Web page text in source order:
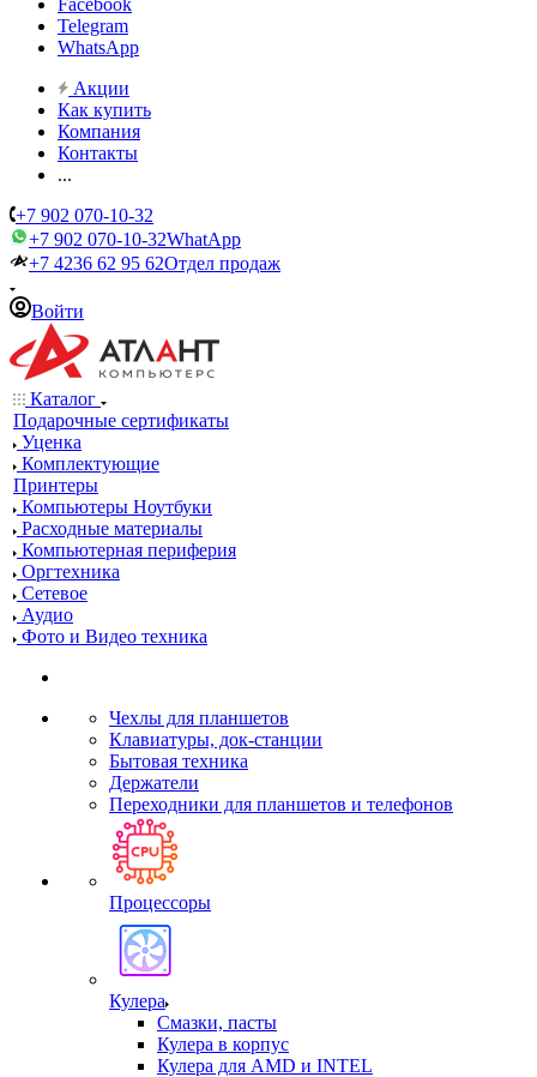
Facebook
Telegram
WhatsApp
Акции
Как купить
Компания
Контакты
...
+7 902 070-10-32
+7 902 070-10-32WhatApp
+7 4236 62 95 62Отдел продаж
Войти
Каталог
Подарочные сертификаты
Уценка
Комплектующие
Принтеры
Компьютеры Ноутбуки
Расходные материалы
Компьютерная периферия
Оргтехника
Сетевое
Аудио
Фото и Видео техника
Чехлы для планшетов
Клавиатуры, док-станции
Бытовая техника
Держатели
Переходники для планшетов и телефонов
Процессоры
Кулера
Смазки, пасты
Кулера в корпус
Кулера для AMD и INTEL